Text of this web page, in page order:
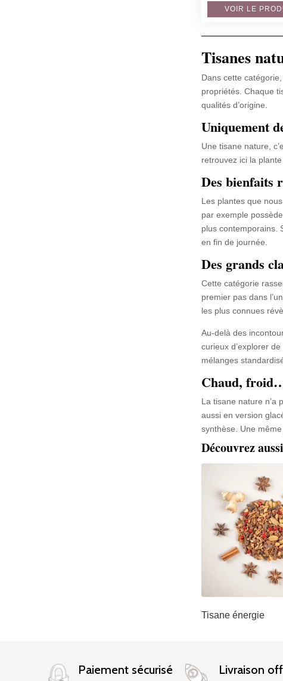
VOIR LE
Tisanes
Dans cette
propriétés. Chaque
qualités d’origine.
Uniquement
Une tisane nature,
retrouvez ici la
Des bienfaits
Les plantes que
par exemple
plus contemporains.
en fin de journée.
Des grands
Cette catégorie
premier pas dans
les plus connues
Au-delà des
curieux d’explorer
mélanges
Chaud,
La tisane nature n’a
aussi en version
synthèse. Une
Découvrez aussi
Tisane énergie
Paiement sécurisé Livraison